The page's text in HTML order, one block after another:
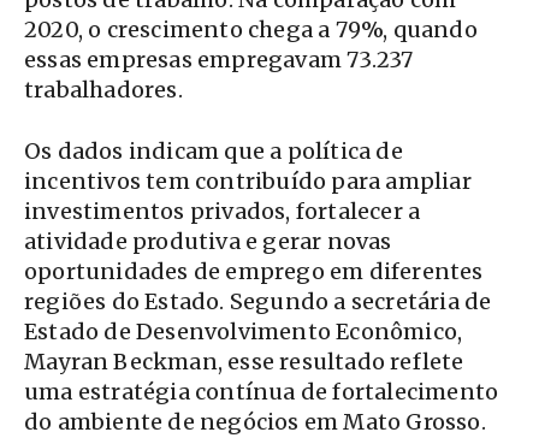
2020, o crescimento chega a 79%, quando
essas empresas empregavam 73.237
trabalhadores.
Os dados indicam que a política de
incentivos tem contribuído para ampliar
investimentos privados, fortalecer a
atividade produtiva e gerar novas
oportunidades de emprego em diferentes
regiões do Estado. Segundo a secretária de
Estado de Desenvolvimento Econômico,
Mayran Beckman, esse resultado reflete
uma estratégia contínua de fortalecimento
do ambiente de negócios em Mato Grosso.